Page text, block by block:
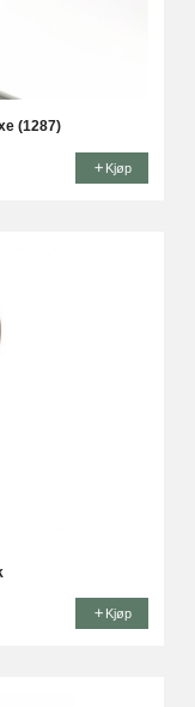
(1287)
Kjøp
Kjøp